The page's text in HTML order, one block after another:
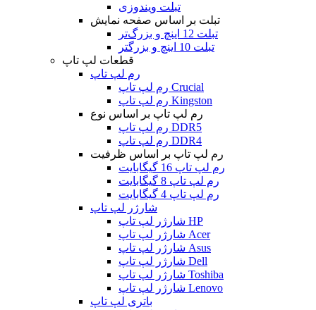
تبلت ویندوزی
تبلت بر اساس صفحه نمایش
تبلت 12 اینچ و بزرگ‌تر
تبلت 10 اینچ و بزرگتر
قطعات لپ تاپ
رم لپ تاپ
رم لپ تاپ Crucial
رم لپ تاپ Kingston
رم لپ تاپ بر اساس نوع
رم لپ تاپ DDR5
رم لپ تاپ DDR4
رم لپ تاپ بر اساس ظرفیت
رم لپ تاپ 16 گیگابایت
رم لپ تاپ 8 گیگابایت
رم لپ تاپ 4 گیگابایت
شارژر لپ تاپ
شارژر لپ تاپ HP
شارژر لپ تاپ Acer
شارژر لپ تاپ Asus
شارژر لپ تاپ Dell
شارژر لپ تاپ Toshiba
شارژر لپ تاپ Lenovo
باتری لپ تاپ